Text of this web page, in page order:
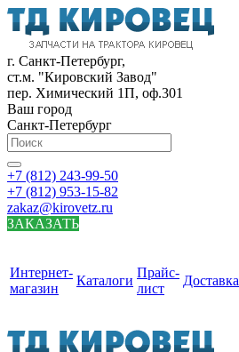
г. Санкт-Петербург,
ст.м. "Кировский Завод"
пер. Химический 1П, оф.301
Ваш город
Санкт-Петербург
+7 (812) 243-99-50
+7 (812) 953-15-82
zakaz@kirovetz.ru
ЗАКАЗАТЬ
Интернет-
магазин
Каталоги
Прайс-
лист
Доставка